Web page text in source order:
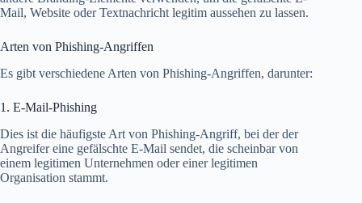
Mail, Website oder Textnachricht legitim aussehen zu lassen.
Arten von Phishing-Angriffen
Es gibt verschiedene Arten von Phishing-Angriffen, darunter:
1. E-Mail-Phishing
Dies ist die häufigste Art von Phishing-Angriff, bei der der
Angreifer eine gefälschte E-Mail sendet, die scheinbar von
einem legitimen Unternehmen oder einer legitimen
Organisation stammt.